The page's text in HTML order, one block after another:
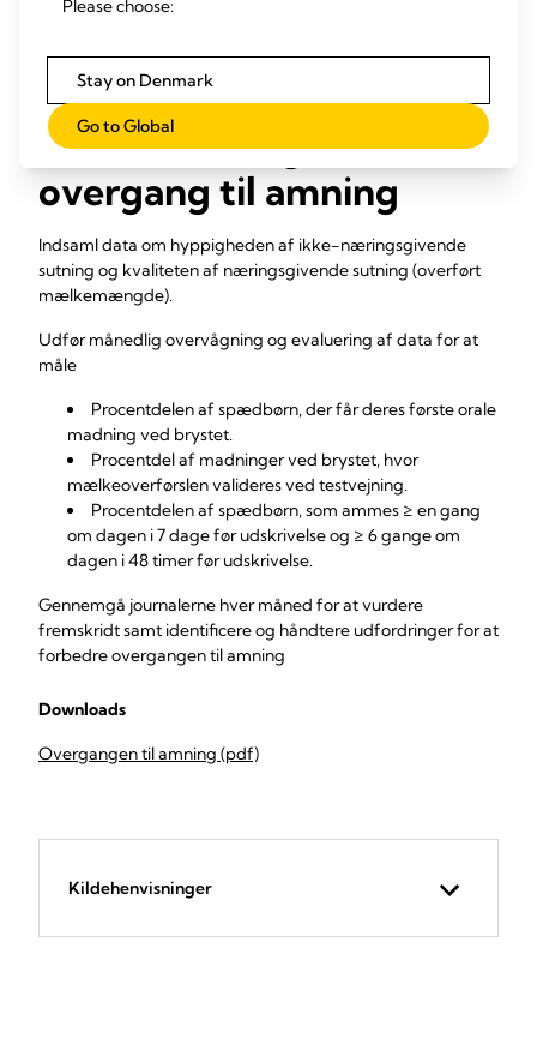
for at fortsætte med at pumpe for at opretholde
Sådan overvåges
overgang til amning
Indsaml data om hyppigheden af ikke-næringsgivende
sutning og kvaliteten af næringsgivende sutning (overført
mælkemængde).
Udfør månedlig overvågning og evaluering af data for at
måle
Procentdelen af spædbørn, der får deres første orale
madning ved brystet.
Procentdel af madninger ved brystet, hvor
mælkeoverførslen valideres ved testvejning.
Procentdelen af spædbørn, som ammes ≥ en gang
om dagen i 7 dage før udskrivelse og ≥ 6 gange om
dagen i 48 timer før udskrivelse.
Gennemgå journalerne hver måned for at vurdere
fremskridt samt identificere og håndtere udfordringer for at
forbedre overgangen til amning
Downloads
Overgangen til amning (pdf)
Kildehenvisninger
Please choose:
Stay on Denmark
Go to Global